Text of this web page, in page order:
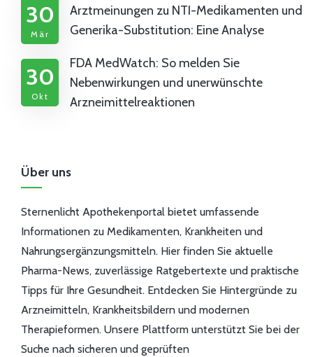
30
Mär
Arztmeinungen zu NTI-Medikamenten und
Generika-Substitution: Eine Analyse
30
Okt
FDA MedWatch: So melden Sie
Nebenwirkungen und unerwünschte
Arzneimittelreaktionen
Über uns
Sternenlicht Apothekenportal bietet umfassende
Informationen zu Medikamenten, Krankheiten und
Nahrungsergänzungsmitteln. Hier finden Sie aktuelle
Pharma-News, zuverlässige Ratgebertexte und praktische
Tipps für Ihre Gesundheit. Entdecken Sie Hintergründe zu
Arzneimitteln, Krankheitsbildern und modernen
Therapieformen. Unsere Plattform unterstützt Sie bei der
Suche nach sicheren und geprüften